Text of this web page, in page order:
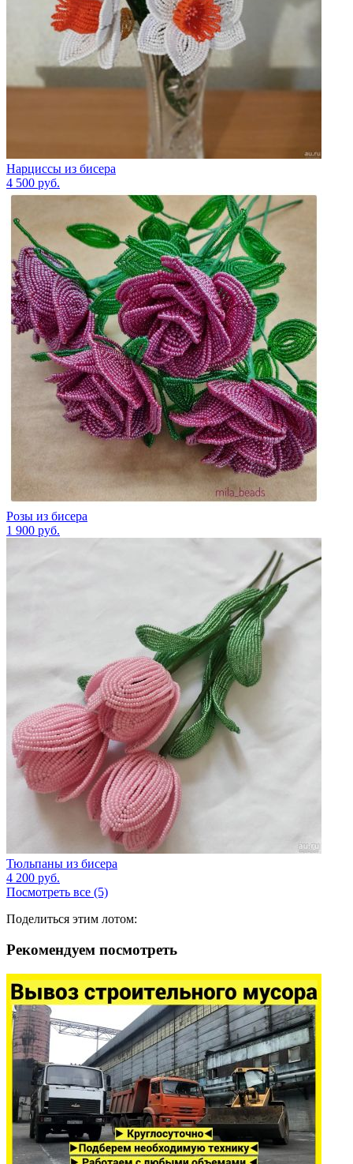
Нарциссы из бисера
4 500 руб.
Розы из бисера
1 900 руб.
Тюльпаны из бисера
4 200 руб.
Посмотреть все (5)
Поделиться этим лотом:
Рекомендуем посмотреть